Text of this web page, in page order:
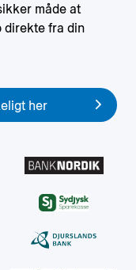
måde at
direkte fra din
her